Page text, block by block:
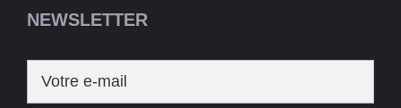
NEWSLETTER